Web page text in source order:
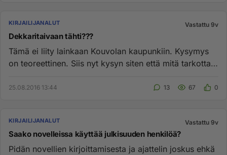
KIRJAILIJANALUT Vastattu 9v
Dekkaritaivaan tähti???
Tämä ei liity lainkaan Kouvolan kaupunkiin. Kysymys
on teoreettinen. Siis nyt kysyn siten että mitä tarkottaa
25.08.2016 13:44 13 67 0
KIRJAILIJANALUT Vastattu 9v
Saako novelleissa käyttää julkisuuden henkilöä?
Pidän novellien kirjoittamisesta ja ajattelin joskus ehkä